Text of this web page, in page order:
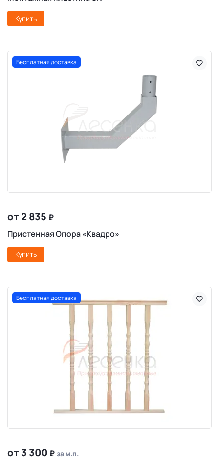
Купить
Бесплатная доставка
от 2 835 ₽
Пристенная Опора «Квадро»
Купить
Бесплатная доставка
от 3 300 ₽ за м.п.